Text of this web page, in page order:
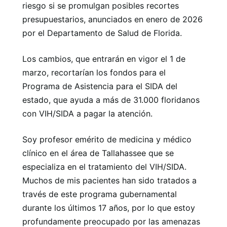
riesgo si se promulgan posibles recortes
presupuestarios, anunciados en enero de 2026
por el Departamento de Salud de Florida.
Los cambios, que entrarán en vigor el 1 de
marzo, recortarían los fondos para el
Programa de Asistencia para el SIDA del
estado, que ayuda a más de 31.000 floridanos
con VIH/SIDA a pagar la atención.
Soy profesor emérito de medicina y médico
clínico en el área de Tallahassee que se
especializa en el tratamiento del VIH/SIDA.
Muchos de mis pacientes han sido tratados a
través de este programa gubernamental
durante los últimos 17 años, por lo que estoy
profundamente preocupado por las amenazas